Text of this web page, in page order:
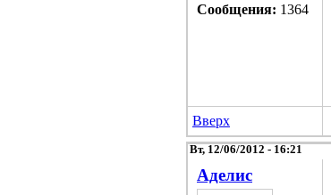
Сообщения: 1364
Вверх
Вт, 12/06/2012 - 16:21
Аделис